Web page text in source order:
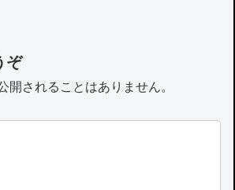
ぞ
開されることはありません。